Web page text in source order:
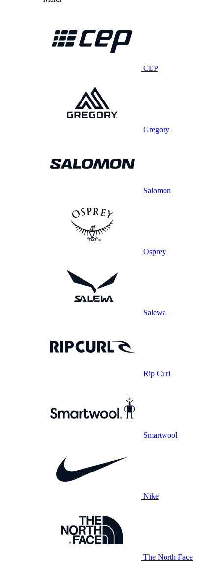
CEP
Gregory
Salomon
Osprey
Salewa
Rip Curl
Smartwool
Nike
The North Face